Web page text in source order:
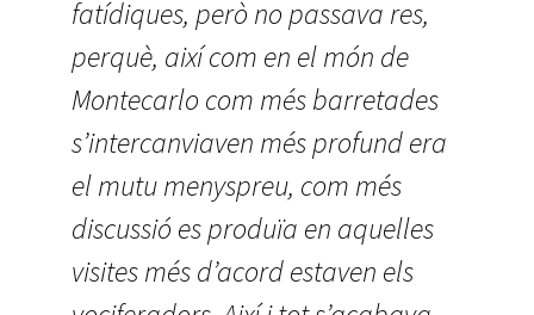
fatídiques, però no passava res,
perquè, així com en el món de
Montecarlo com més barretades
s’intercanviaven més profund era
el mutu menyspreu, com més
discussió es produïa en aquelles
visites més d’acord estaven els